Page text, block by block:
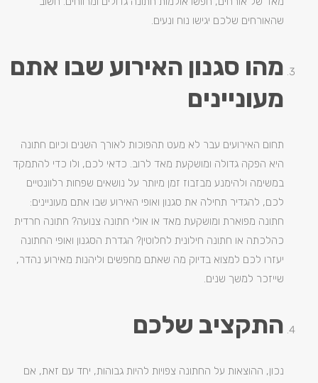
שהאורחים שלכם יגישו נוח ונעים.
מהו סגנון האירוע שבו אתם
מעוניינים
תחום האירועים עבר לא מעט תהפוכות לאורך השנים וכיום חתונה
היא הפקה גדולה ומושקעת מאד לרוב. כדאי לכם, ולו כדי להתמקד
במשימה ולהימנע מבזבוז זמן מיותר על נושאים שפחות רלוונטיים
לכם, להגדיר תחילה את סגנון ואופי האירוע שבו אתם מעוניינים:
חתונה מפוארת ומושקעת מאד או אולי חתונה צנועה? חתונה חרדית
כהלכתה או חתונה חילונית לחלוטין? הגדרת הסגנון ואופי החתונה
יעזרו לכם למצוא בדיוק מה שאתם מחפשים וליהנות מאירוע נהדר,
שייזכר למשך שנים.
התקציב שלכם
נכון, ההוצאות על החתונה צפויות להיות גבוהות, יחד עם זאת, אם